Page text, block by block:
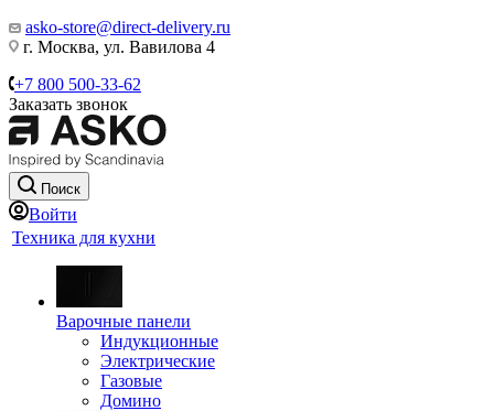
asko-store@direct-delivery.ru
г. Москва, ул. Вавилова 4
+7 800 500-33-62
Заказать звонок
Поиск
Войти
Техника для кухни
Варочные панели
Индукционные
Электрические
Газовые
Домино